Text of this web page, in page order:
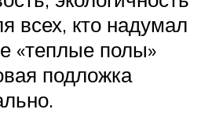
всех, кто надумал
«теплые полы»
подложка